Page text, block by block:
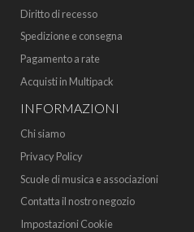
Diritto di recesso
Spedizione e consegna
Pagamento a rate
Acquisti in Multipack
INFORMAZIONI
Chi siamo
Privacy Policy
Scuole di musica e associazioni
Contatta il nostro negozio
Impostazioni Cookie